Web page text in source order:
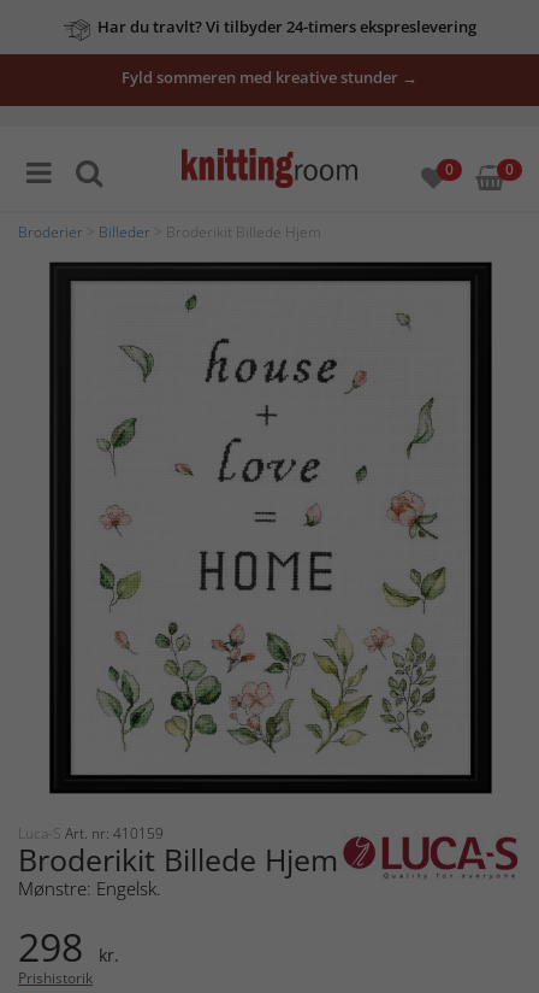
Har du travlt? Vi tilbyder 24-timers ekspreslevering
Fyld sommeren med kreative stunder →
0 0
Broderier Billeder > Broderikit Billede Hjem
Luca-S Art. nr: 410159
Broderikit Billede Hjem
Mønstre: Engelsk.
298 kr.
Prishistorik